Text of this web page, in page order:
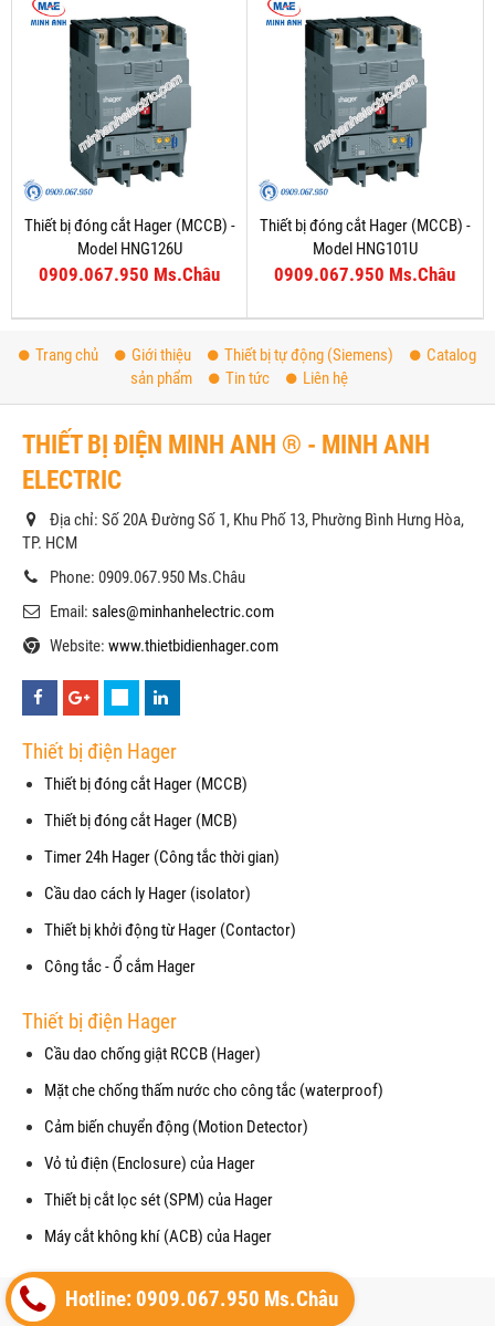
Thiết bị đóng cắt Hager (MCCB) -
Model HNG126U
0909.067.950 Ms.Châu
Thiết bị đóng cắt Hager (MCCB) -
Model HNG101U
0909.067.950 Ms.Châu
Trang chủ Giới thiệu Thiết bị tự động (Siemens)
Catalog
sản phẩm
Tin tức Liên hệ
THIẾT BỊ ĐIỆN MINH ANH ® - MINH ANH
ELECTRIC
Địa chỉ: Số 20A Đường Số 1, Khu Phố 13, Phường Bình Hưng Hòa,
TP. HCM
Phone: 0909.067.950 Ms.Châu
Email: sales@minhanhelectric.com
Website: www.thietbidienhager.com
Thiết bị điện Hager
Thiết bị đóng cắt Hager (MCCB)
Thiết bị đóng cắt Hager (MCB)
Timer 24h Hager (Công tắc thời gian)
Cầu dao cách ly Hager (isolator)
Thiết bị khởi động từ Hager (Contactor)
Công tắc - Ổ cắm Hager
Thiết bị điện Hager
Cầu dao chống giật RCCB (Hager)
Mặt che chống thấm nước cho công tắc (waterproof)
Cảm biến chuyển động (Motion Detector)
Vỏ tủ điện (Enclosure) của Hager
Thiết bị cắt lọc sét (SPM) của Hager
Máy cắt không khí (ACB) của Hager
Copyright© 2021
Hotline: 0909.067.950 Ms.Châu